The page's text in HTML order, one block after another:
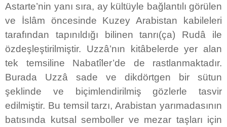
Astarte’nin yanı sıra, ay kültüyle bağlantılı görülen
ve İslâm öncesinde Kuzey Arabistan kabileleri
tarafından tapınıldığı bilinen tanrı(ça) Rudâ ile
özdeşleştirilmiştir. Uzzâ’nın kitâbelerde yer alan
tek temsiline Nabatîler’de de rastlanmaktadır.
Burada Uzzâ sade ve dikdörtgen bir sütun
şeklinde ve biçimlendirilmiş gözlerle tasvir
edilmiştir. Bu temsil tarzı, Arabistan yarımadasının
batısında kutsal semboller ve mezar taşları için